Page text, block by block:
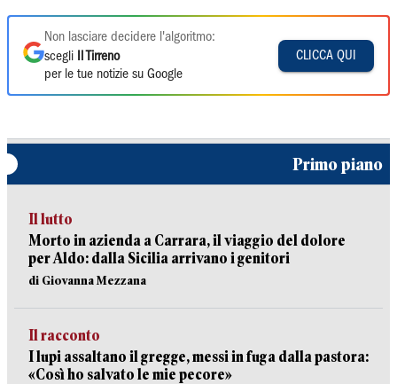
Non lasciare decidere l'algoritmo:
scegli
Il Tirreno
per le tue notizie su Google
CLICCA QUI
Primo piano
Il lutto
Morto in azienda a Carrara, il viaggio del dolore
per Aldo: dalla Sicilia arrivano i genitori
di Giovanna Mezzana
Il racconto
I lupi assaltano il gregge, messi in fuga dalla pastora:
«Così ho salvato le mie pecore»